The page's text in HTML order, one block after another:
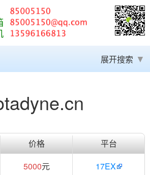
展开搜索
价格
平台
5000元 17EX